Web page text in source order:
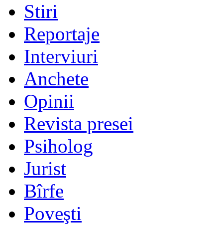
Stiri
Reportaje
Interviuri
Anchete
Opinii
Revista presei
Psiholog
Jurist
Bîrfe
Poveşti